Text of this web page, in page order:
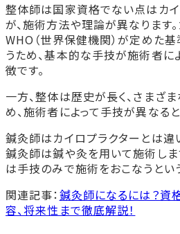
整体師は国家資格でない点はカ
が、施術方法や理論が異なります
WHO（世界保健機関）が定めた
うため、基本的な手技が施術者に
徴です。
一方、整体は歴史が長く、さまざ
め、施術者によって手技が異なる
鍼灸師はカイロプラクターとは違
鍼灸師は鍼や灸を用いて施術しま
は手技のみで施術をおこなうとい
関連記事：鍼灸師になるには？資
容、将来性まで徹底解説！